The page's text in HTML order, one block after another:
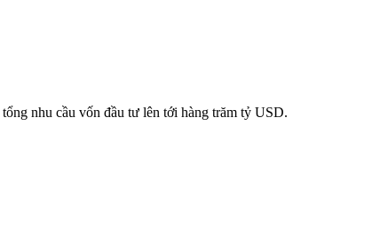
nhu cầu vốn đầu tư lên tới hàng trăm tỷ USD.